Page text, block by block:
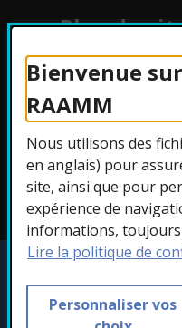
Bienvenue
RAAMM
Nous utilisons des
en anglais) pour
site, ainsi que pour
expérience de
informations,
Lire la politique de
Personnaliser vos
Plan du
Protection